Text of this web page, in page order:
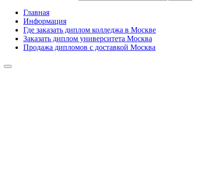
Главная
Информация
Где заказать диплом колледжа в Москве
Заказать диплом университета Москва
Продажа дипломов с доставкой Москва